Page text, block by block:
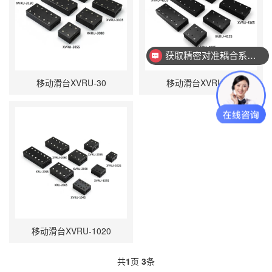
移动滑台XVRU-30 移动滑台XVRU-40
移动滑台XVRU-1020
共1页 3条
获取精密对准耦合系统技术方案